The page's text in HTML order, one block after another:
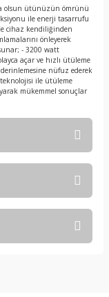
olsun ütünüzün ömrünü
ile enerji tasarrufu
cihaz kendiliğinden
önleyerek
- 3200 watt
açar ve hızlı ütüleme
nüfuz ederek
ile ütüleme
mükemmel sonuçlar